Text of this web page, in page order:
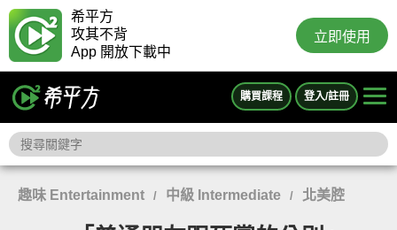
希平方
攻其不背
App 開放下載中
立即使用
購買課程 登入/註冊
趣味 Entertainment / 中級 Intermediate / 北美腔